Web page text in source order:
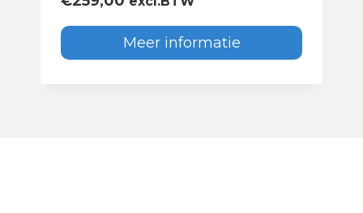
Meer informatie